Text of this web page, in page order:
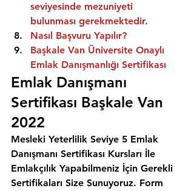
seviyesinde mezuniyeti
bulunması gerekmektedir.
Nasıl Başvuru Yapılır?
Başkale Van Üniversite Onaylı
Emlak Danışmanlığı Sertifikası
Emlak Danışmanı
Sertifikası Başkale Van
2022
Mesleki Yeterlilik Seviye 5 Emlak
Danışmanı Sertifikası Kursları İle
Emlakçılık Yapabilmeniz İçin Gerekli
Sertifikaları Size Sunuyoruz. Form